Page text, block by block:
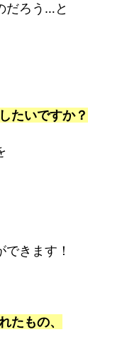
だろう…と
たいですか？
きます！
もの、